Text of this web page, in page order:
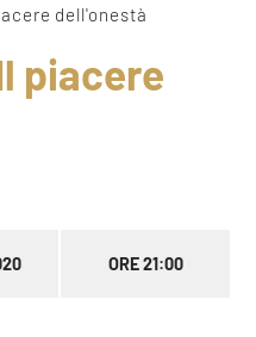
dell'onestà
piacere
ORE 21:00